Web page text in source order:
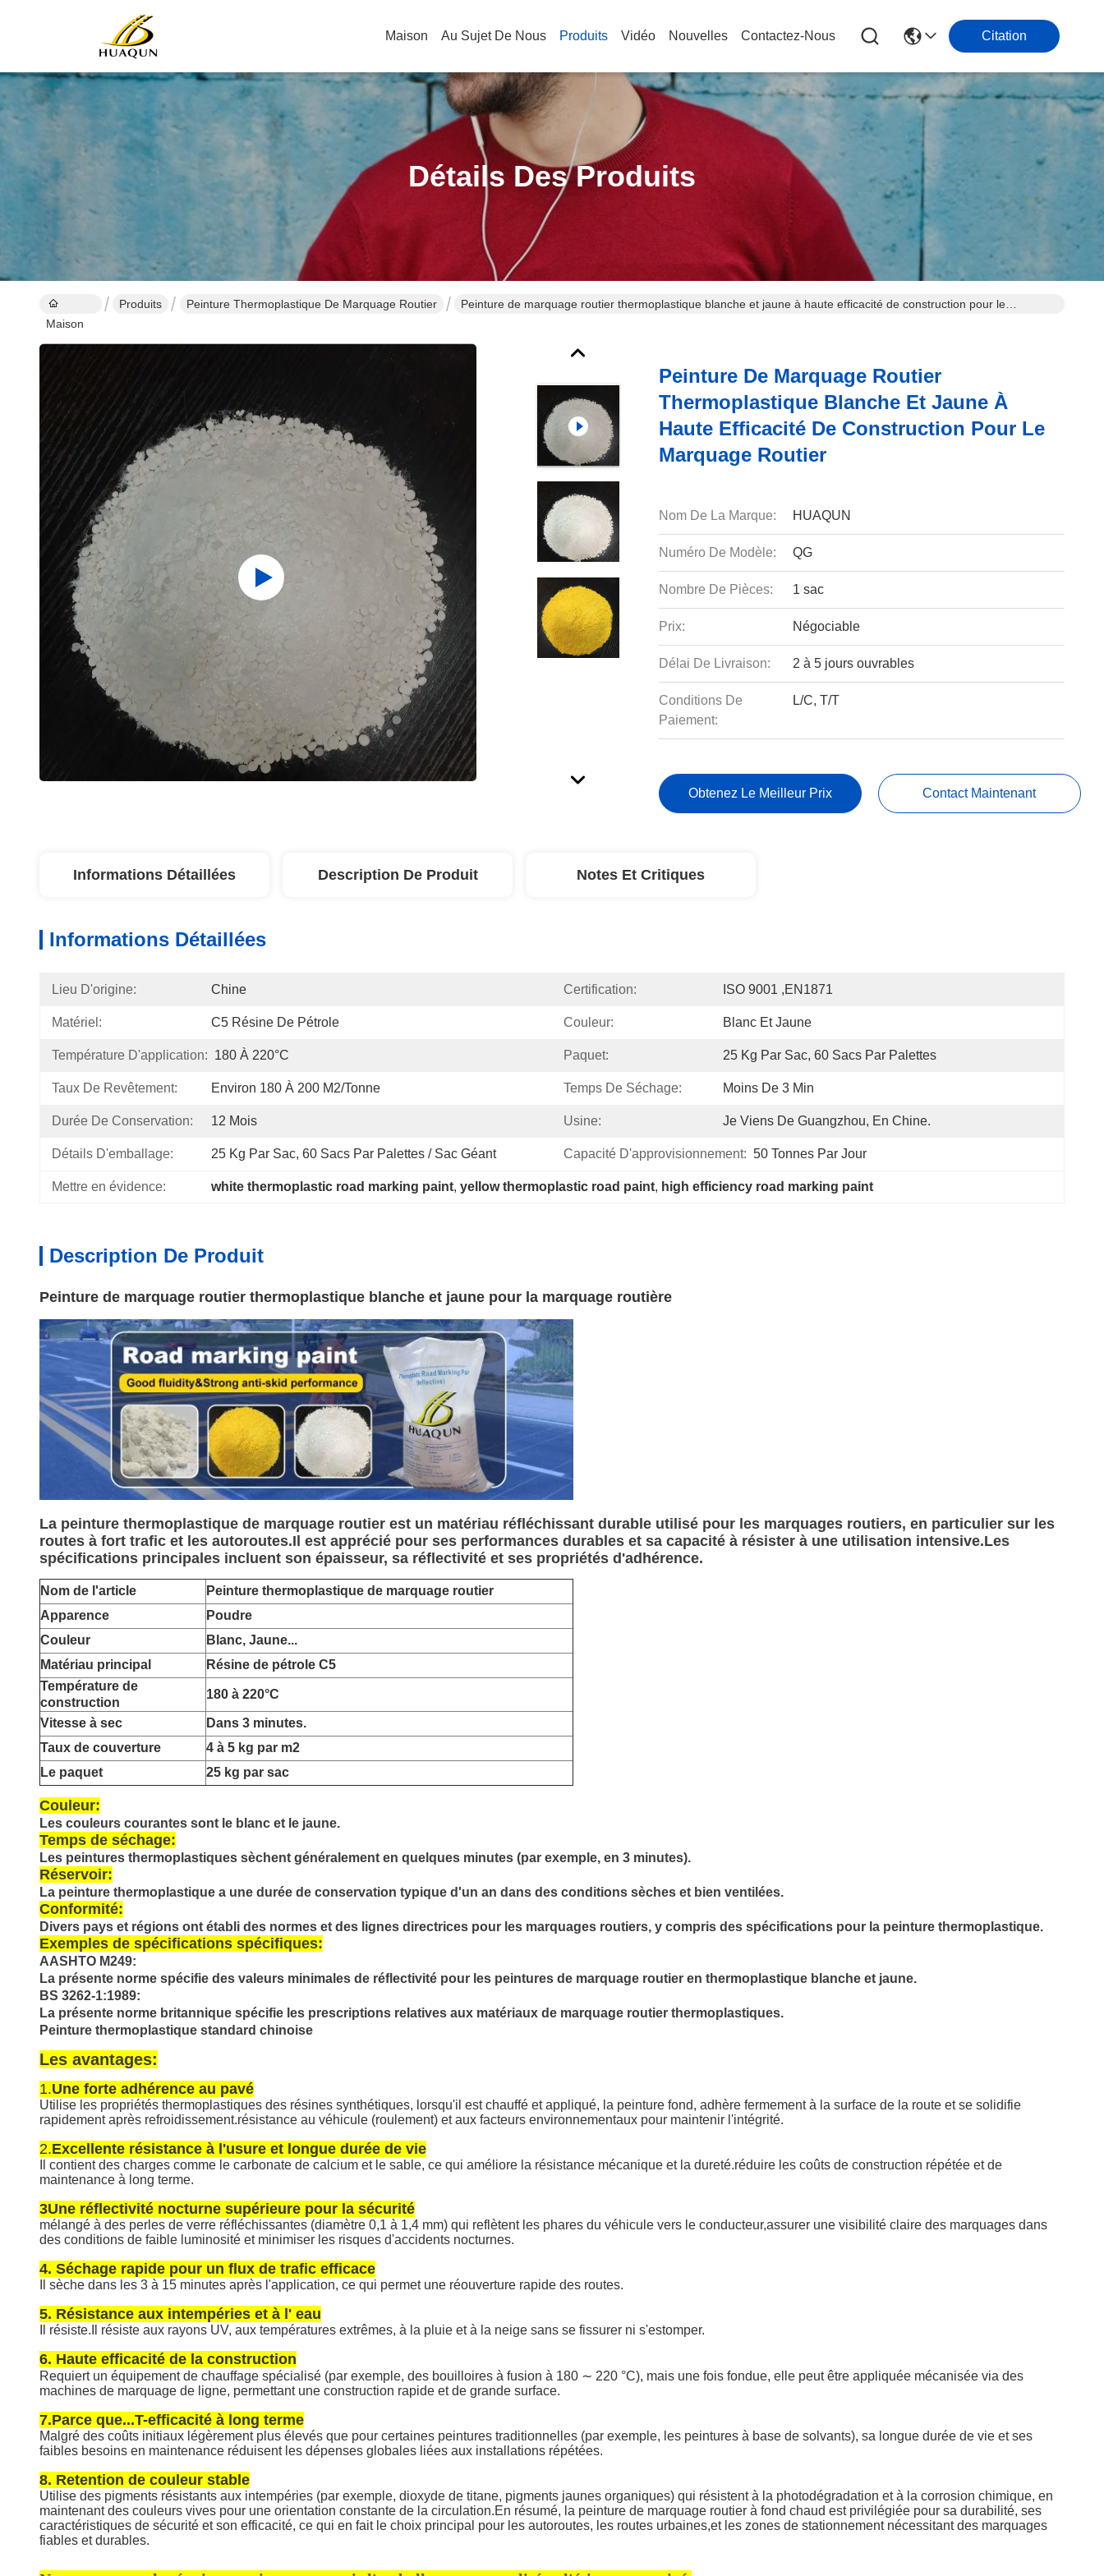
Maison Au Sujet De Nous Produits Vidéo Nouvelles Contactez-Nous Citation
Détails Des Produits
Maison
Produits Peinture Thermoplastique De Marquage Routier
Peinture de marquage routier thermoplastique blanche et jaune à haute efficacité de construction pour le
Peinture De Marquage Routier
Thermoplastique Blanche Et Jaune À
Haute Efficacité De Construction Pour Le
Marquage Routier
Nom De La Marque: HUAQUN
Numéro De Modèle: QG
Nombre De Pièces: 1 sac
Prix: Négociable
Délai De Livraison: 2 à 5 jours ouvrables
Conditions De
Paiement:
L/C, T/T
Obtenez Le Meilleur Prix Contact Maintenant
Informations Détaillées Description De Produit Notes Et Critiques
Informations Détaillées
Lieu D'origine: Chine Certification: ISO 9001 ,EN1871
Matériel: C5 Résine De Pétrole Couleur: Blanc Et Jaune
Température D'application: 180 À 220°C Paquet: 25 Kg Par Sac, 60 Sacs Par Palettes
Taux De Revêtement: Environ 180 À 200 M2/tonne Temps De Séchage: Moins De 3 Min
Durée De Conservation: 12 Mois Usine: Je Viens De Guangzhou, En Chine.
Détails D'emballage: 25 Kg Par Sac, 60 Sacs Par Palettes / Sac Géant Capacité D'approvisionnement: 50 Tonnes Par Jour
Mettre en évidence: white thermoplastic road marking paint, yellow thermoplastic road paint, high efficiency road marking paint
Description De Produit
Peinture de marquage routier thermoplastique blanche et jaune pour la marquage routière
La peinture thermoplastique de marquage routier est un matériau réfléchissant durable utilisé pour les marquages routiers, en particulier sur les
routes à fort trafic et les autoroutes.Il est apprécié pour ses performances durables et sa capacité à résister à une utilisation intensive.Les
spécifications principales incluent son épaisseur, sa réflectivité et ses propriétés d'adhérence.
Nom de l'article
Peinture thermoplastique de marquage routier
Apparence
Poudre
Couleur
Blanc, Jaune...
Matériau principal
Résine de pétrole C5
Température de
construction
180 à 220°C
Vitesse à sec
Dans 3 minutes.
Taux de couverture
4 à 5 kg par m2
Le paquet
25 kg par sac
Couleur:
Les couleurs courantes sont le blanc et le jaune.
Temps de séchage:
Les peintures thermoplastiques sèchent généralement en quelques minutes (par exemple, en 3 minutes).
Réservoir:
La peinture thermoplastique a une durée de conservation typique d'un an dans des conditions sèches et bien ventilées.
Conformité:
Divers pays et régions ont établi des normes et des lignes directrices pour les marquages routiers, y compris des spécifications pour la peinture thermoplastique.
Exemples de spécifications spécifiques:
AASHTO M249:
La présente norme spécifie des valeurs minimales de réflectivité pour les peintures de marquage routier en thermoplastique blanche et jaune.
BS 3262-1:1989:
La présente norme britannique spécifie les prescriptions relatives aux matériaux de marquage routier thermoplastiques.
Peinture thermoplastique standard chinoise
Les avantages:
1.Une forte adhérence au pavé
Utilise les propriétés thermoplastiques des résines synthétiques, lorsqu'il est chauffé et appliqué, la peinture fond, adhère fermement à la surface de la route et se solidifie
rapidement après refroidissement.résistance au véhicule (roulement) et aux facteurs environnementaux pour maintenir l'intégrité.
2.Excellente résistance à l'usure et longue durée de vie
Il contient des charges comme le carbonate de calcium et le sable, ce qui améliore la résistance mécanique et la dureté.réduire les coûts de construction répétée et de
maintenance à long terme.
3Une réflectivité nocturne supérieure pour la sécurité
mélangé à des perles de verre réfléchissantes (diamètre 0,1 à 1,4 mm) qui reflètent les phares du véhicule vers le conducteur,assurer une visibilité claire des marquages dans
des conditions de faible luminosité et minimiser les risques d'accidents nocturnes.
4. Séchage rapide pour un flux de trafic efficace
Il sèche dans les 3 à 15 minutes après l'application, ce qui permet une réouverture rapide des routes.
5. Résistance aux intempéries et à l' eau
Il résiste. Il résiste aux rayons UV, aux températures extrêmes, à la pluie et à la neige sans se fissurer ni s'estomper.
6. Haute efficacité de la construction
Requiert un équipement de chauffage spécialisé (par exemple, des bouilloires à fusion à 180 ∼ 220 °C), mais une fois fondue, elle peut être appliquée mécanisée via des
machines de marquage de ligne, permettant une construction rapide et de grande surface.
7.Parce que...T-efficacité à long terme
Malgré des coûts initiaux légèrement plus élevés que pour certaines peintures traditionnelles (par exemple, les peintures à base de solvants), sa longue durée de vie et ses
faibles besoins en maintenance réduisent les dépenses globales liées aux installations répétées.
8. Retention de couleur stable
Utilise des pigments résistants aux intempéries (par exemple, dioxyde de titane, pigments jaunes organiques) qui résistent à la photodégradation et à la corrosion chimique, en
maintenant des couleurs vives pour une orientation constante de la circulation.En résumé, la peinture de marquage routier à fond chaud est privilégiée pour sa durabilité, ses
caractéristiques de sécurité et son efficacité, ce qui en fait le choix principal pour les autoroutes, les routes urbaines,et les zones de stationnement nécessitant des marquages
fiables et durables.